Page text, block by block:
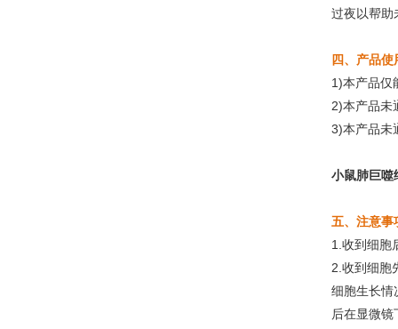
过夜以帮助
四、产品使
1)本产品仅
2)本产品未
3)本产品未
小鼠肺巨噬
五、注意事
1.收到细胞
2.收到细胞
细胞生长情
后在显微